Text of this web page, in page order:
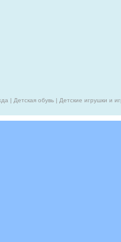
| Детская обувь | Детские игрушки